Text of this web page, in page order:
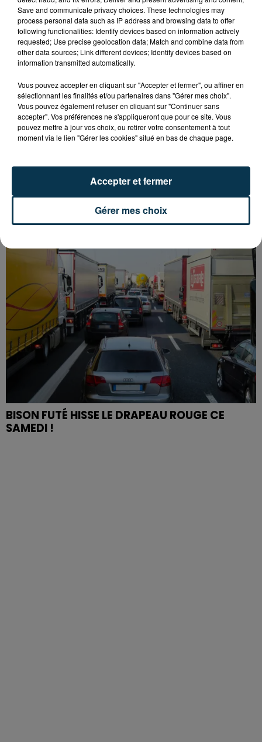
L’ASSE RÉDUIT FACE À SOCHAUX, UNE
PREMIÈRE VICTOIRE POUR NOS VERTS ?
BISON FUTÉ HISSE LE DRAPEAU ROUGE CE
SAMEDI !
Save and communicate privacy choices. These technologies may
process personal data such as IP address and browsing data to offer
following functionalities: Identify devices based on information actively
requested; Use precise geolocation data; Match and combine data from
other data sources; Link different devices; Identify devices based on
information transmitted automatically.
Vous pouvez accepter en cliquant sur "Accepter et fermer", ou affiner en
sélectionnant les finalités et/ou partenaires dans "Gérer mes choix".
Vous pouvez également refuser en cliquant sur "Continuer sans
accepter". Vos préférences ne s'appliqueront que pour ce site. Vous
pouvez mettre à jour vos choix, ou retirer votre consentement à tout
moment via le lien "Gérer les cookies" situé en bas de chaque page.
Gérer mes choix
Accepter et fermer